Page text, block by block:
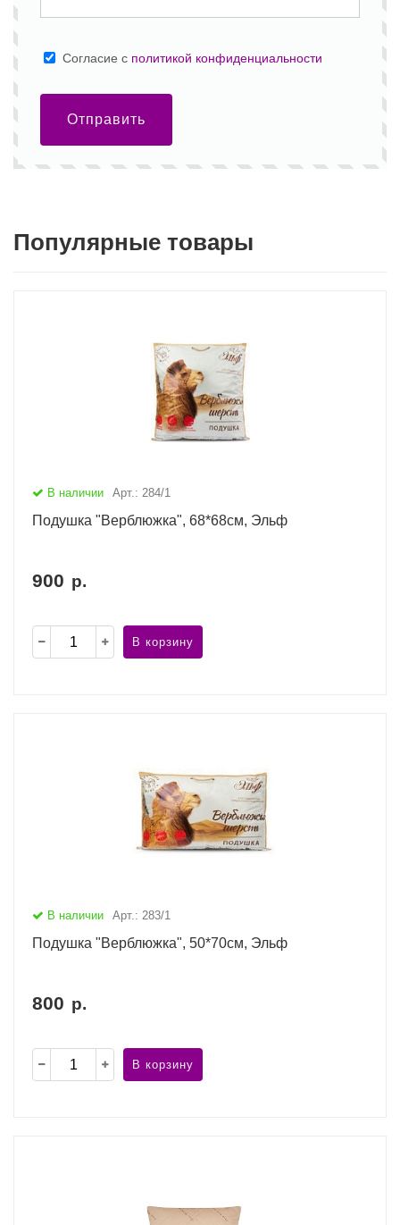
Cогласие с политикой конфиденциальности
Отправить
Популярные товары
В наличии Арт.: 284/1
Подушка "Верблюжка", 68*68см, Эльф
900 р.
В корзину
В наличии Арт.: 283/1
Подушка "Верблюжка", 50*70см, Эльф
800 р.
В корзину